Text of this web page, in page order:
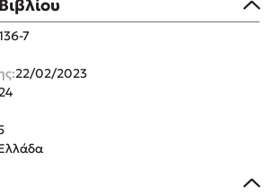
Robbins
7
22/02/2023